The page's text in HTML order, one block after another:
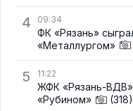
4 09:34
ФК «Рязань»
«Металлургом»
5 11:22
ЖФК «Рязань-
«Рубином»
(318)